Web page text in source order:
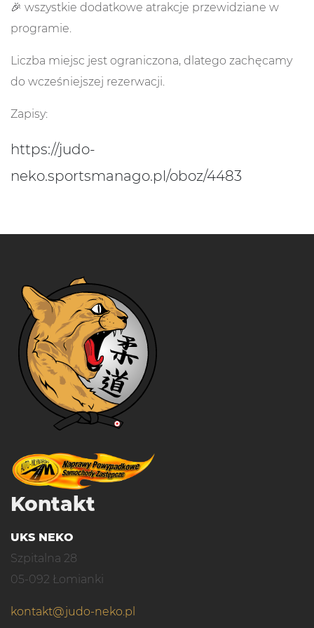
🎉 wszystkie dodatkowe atrakcje przewidziane w
programie.
Liczba miejsc jest ograniczona, dlatego zachęcamy
do wcześniejszej rezerwacji.
Zapisy:
https://judo-
neko.sportsmanago.pl/oboz/4483
Kontakt
UKS NEKO
Szpitalna 28
05-092 Łomianki
kontakt@judo-neko.pl